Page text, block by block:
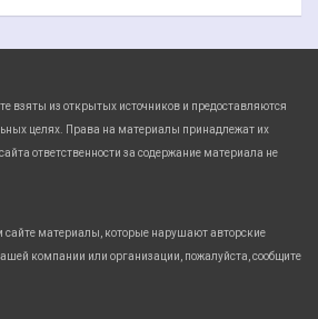
взяты из открытых источников и предоставляются
целях. Права на материалы принадлежат их
ответственности за содержание материала не
материалы, которые нарушают авторские
компании или организации, пожалуйста, сообщите